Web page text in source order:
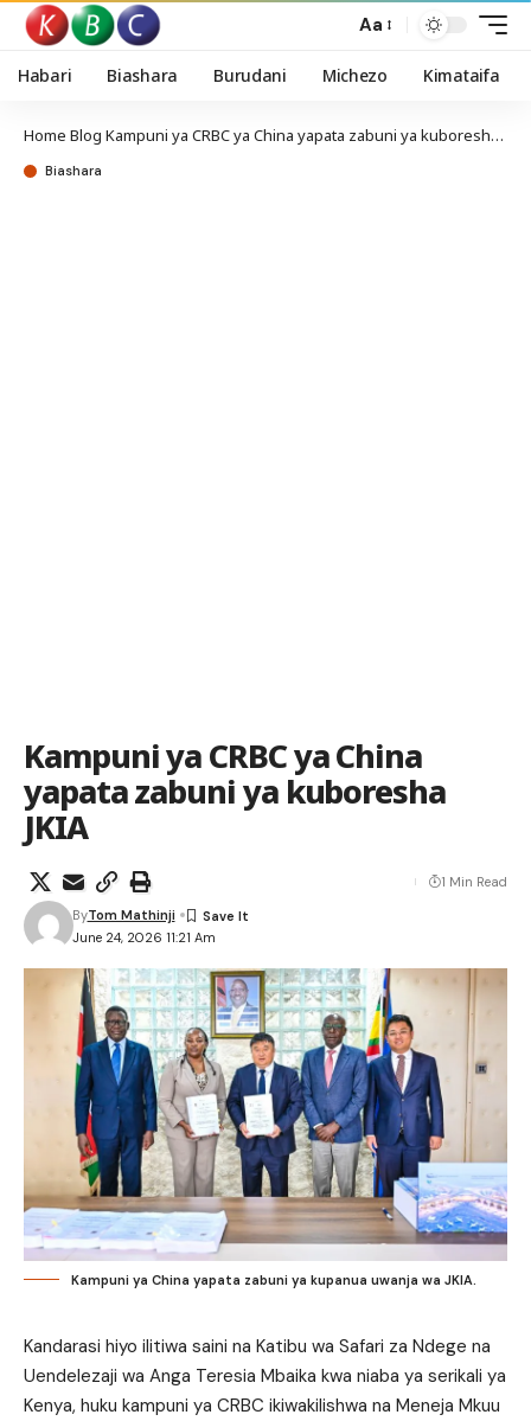
Aa
Habari Biashara Burudani Michezo Kimataifa
Home Blog Kampuni ya CRBC ya China yapata zabuni ya kuboresha JKIA
Biashara
Kampuni ya CRBC ya China
yapata zabuni ya kuboresha
JKIA
June 24, 2026 11:21 Am
ByTom Mathinji
1 Min Read
Kampuni ya China yapata zabuni ya kupanua uwanja wa JKIA.
Kandarasi hiyo ilitiwa saini na Katibu wa Safari za Ndege na
Uendelezaji wa Anga Teresia Mbaika kwa niaba ya serikali ya
Kenya, huku kampuni ya CRBC ikiwakilishwa na Meneja Mkuu